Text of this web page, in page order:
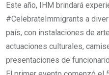
Este año, IHM brindará
#CelebrateImmigrants a
país, con instalaciones de
actuaciones culturales,
presentaciones de